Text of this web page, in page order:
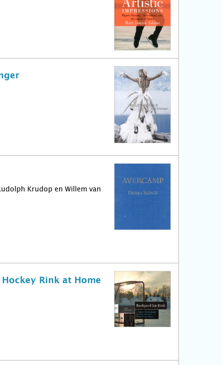
Krudop en Willem van
Rink at Home